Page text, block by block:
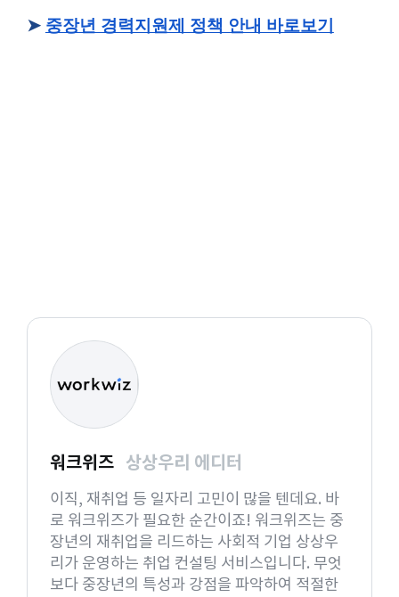
➤ 중장년 경력지원제 정책 안내 바로보기
워크위즈 상상우리 에디터
이직, 재취업 등 일자리 고민이 많을 텐데요. 바
로 워크위즈가 필요한 순간이죠! 워크위즈는 중
장년의 재취업을 리드하는 사회적 기업 상상우
리가 운영하는 취업 컨설팅 서비스입니다. 무엇
보다 중장년의 특성과 강점을 파악하여 적절한